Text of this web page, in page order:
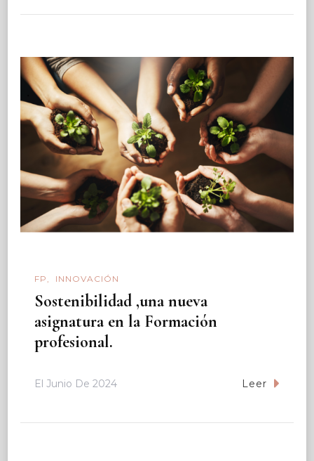
FP INNOVACIÓN
Sostenibilidad ,una nueva
asignatura en la Formación
profesional.
El Junio De 2024 Leer